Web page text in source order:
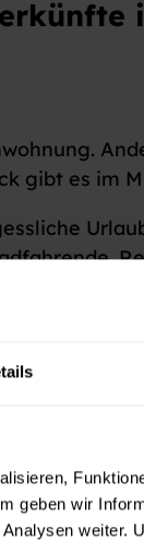
geben wir
weiter.
gibt es im